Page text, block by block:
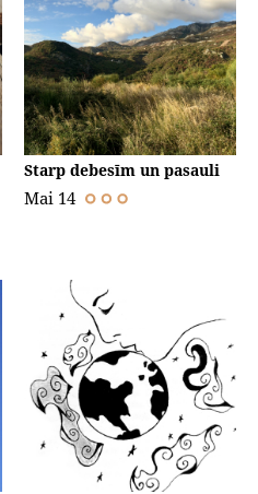
Starp debesīm un pasauli
Mai 14